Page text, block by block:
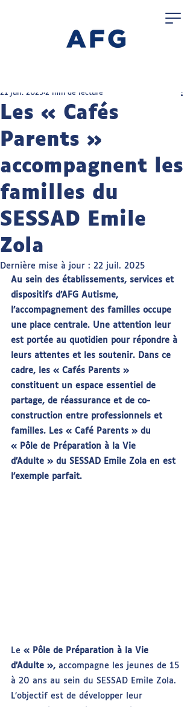
Les « Cafés
Parents »
accompagnent les
familles du
SESSAD Emile
Zola
21 juil. 2025 2 min de lecture
Dernière mise à jour : 22 juil. 2025
Au sein des établissements, services et
dispositifs d’AFG Autisme,
l’accompagnement des familles occupe
une place centrale. Une attention leur
est portée au quotidien pour répondre à
leurs attentes et les soutenir. Dans ce
cadre, les « Cafés Parents »
constituent un espace essentiel de
partage, de réassurance et de co-
construction entre professionnels et
familles. Les « Café Parents » du
« Pôle de Préparation à la Vie
d’Adulte » du SESSAD Emile Zola en est
l’exemple parfait.
Le « Pôle de Préparation à la Vie
d’Adulte », accompagne les jeunes de 15
à 20 ans au sein du SESSAD Emile Zola.
L’objectif est de développer leur